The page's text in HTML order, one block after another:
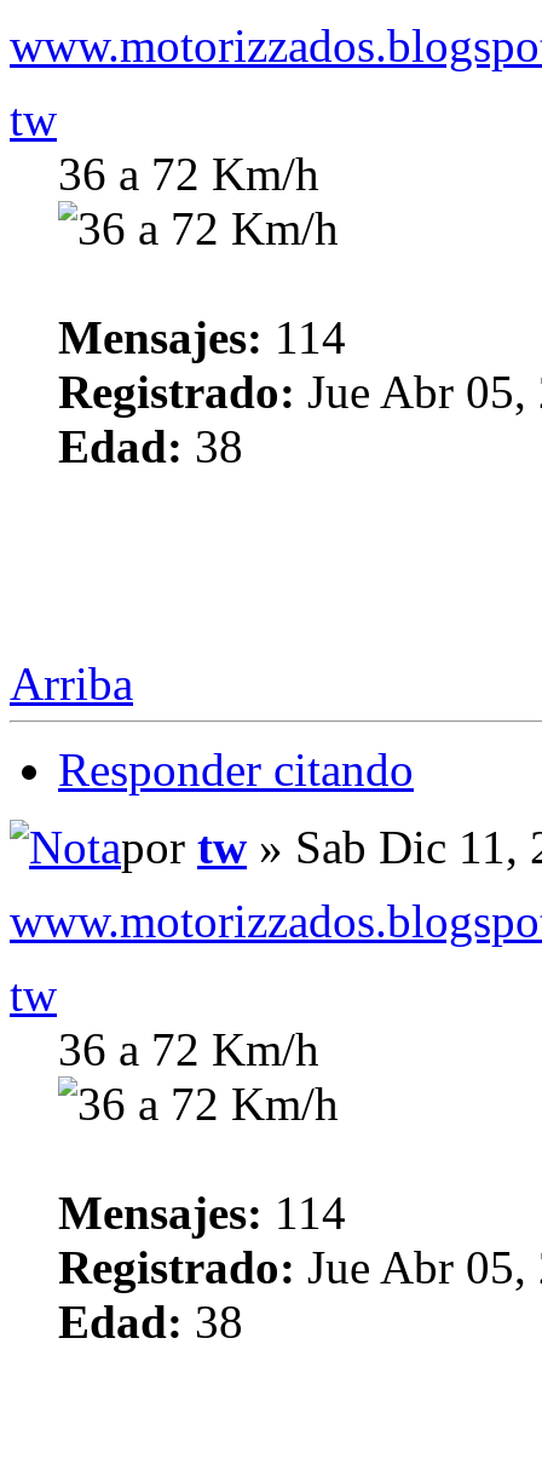
tw
36 a 72 Km/h
Mensajes: 114
Registrado: Jue Abr
Edad: 38
Arriba
Responder citando
por tw » Sab Dic 11,
tw
36 a 72 Km/h
Mensajes: 114
Registrado: Jue Abr
Edad: 38